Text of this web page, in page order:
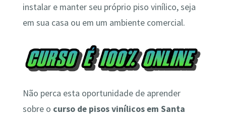
instalar e manter seu próprio piso vinílico, seja
em sua casa ou em um ambiente comercial.
Não perca esta oportunidade de aprender
sobre o curso de pisos vinílicos em Santa